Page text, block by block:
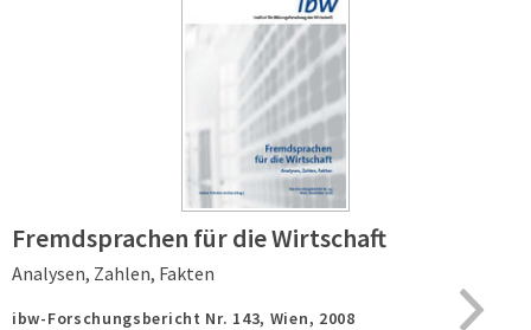
Fremdsprachen für die Wirtschaft
Analysen, Zahlen, Fakten
ibw-Forschungsbericht Nr. 143, Wien, 2008